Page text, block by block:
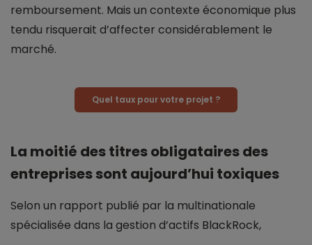
remboursement. Mais un contexte économique plus
tendu risquerait d’affecter considérablement le
marché.
Quel taux pour votre projet ?
La moitié des titres obligataires des
entreprises sont aujourd’hui toxiques
Selon un rapport publié par la multinationale
spécialisée dans la gestion d’actifs BlackRock,